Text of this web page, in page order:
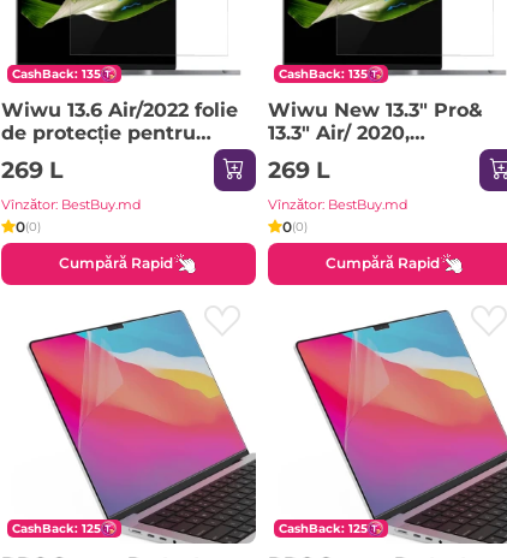
CashBack: 135
Wiwu 13.6 Air/2022 folie
de protecție pentru
ecran transparentă
Sticlă de protecție
269 L
Vînzător: BestBuy.md
0(0)
Cumpără Rapid
CashBack: 135
Wiwu New 13.3" Pro&
13.3" Air/ 2020,
13.3pro/2022 folie de
protecție pentru ecran
transparentă Sticlă de
protecție
269 L
Vînzător: BestBuy.md
0(0)
Cumpără Rapid
CashBack: 125 CashBack: 125